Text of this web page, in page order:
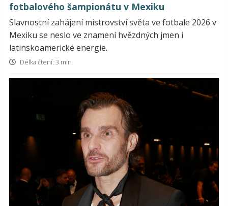
fotbalového šampionátu v Mexiku
Slavnostní zahájení mistrovství světa ve fotbale 2026 v
Mexiku se neslo ve znamení hvězdných jmen i
latinskoamerické energie.
Délka čtení: 3 min